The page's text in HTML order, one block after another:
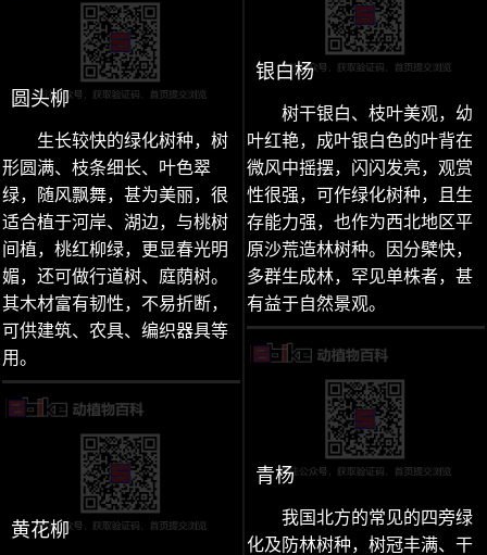
圆头柳
生长较快的绿化树种，树
形圆满、枝条细长、叶色翠
绿，随风飘舞，甚为美丽，很
适合植于河岸、湖边，与桃树
间植，桃红柳绿，更显春光明
媚，还可做行道树、庭荫树。
其木材富有韧性，不易折断，
可供建筑、农具、编织器具等
用。
黄花柳
银白杨
树干银白、枝叶美观，幼
叶红艳，成叶银白色的叶背在
微风中摇摆，闪闪发亮，观赏
性很强，可作绿化树种，且生
存能力强，也作为西北地区平
原沙荒造林树种。因分檗快，
多群生成林，罕见单株者，甚
有益于自然景观。
青杨
我国北方的常见的四旁绿
化及防林树种，树冠丰满、干